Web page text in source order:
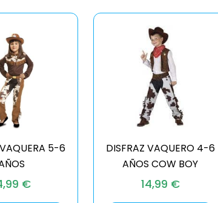
5-6
€
DISFRAZ VAQUERO 4-6
AÑOS COW BOY
14,99 €